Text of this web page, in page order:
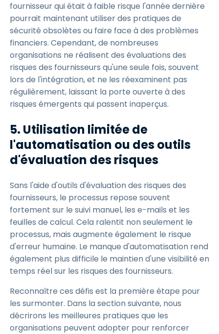
fournisseur qui était à faible risque l'année dernière
pourrait maintenant utiliser des pratiques de
sécurité obsolètes ou faire face à des problèmes
financiers. Cependant, de nombreuses
organisations ne réalisent des évaluations des
risques des fournisseurs qu'une seule fois, souvent
lors de l'intégration, et ne les réexaminent pas
régulièrement, laissant la porte ouverte à des
risques émergents qui passent inaperçus.
5. Utilisation limitée de
l'automatisation ou des outils
d'évaluation des risques
Sans l'aide d'outils d'évaluation des risques des
fournisseurs, le processus repose souvent
fortement sur le suivi manuel, les e-mails et les
feuilles de calcul. Cela ralentit non seulement le
processus, mais augmente également le risque
d'erreur humaine. Le manque d'automatisation rend
également plus difficile le maintien d'une visibilité en
temps réel sur les risques des fournisseurs.
Reconnaître ces défis est la première étape pour
les surmonter. Dans la section suivante, nous
décrirons les meilleures pratiques que les
organisations peuvent adopter pour renforcer